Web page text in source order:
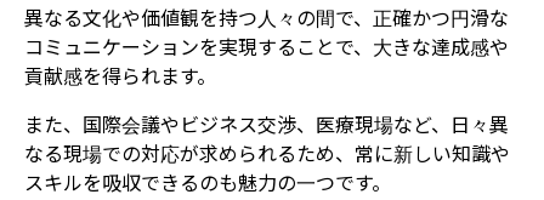
異なる文化や価値観を持つ人々の間で、正確かつ円滑な
コミュニケーションを実現することで、大きな達成感や
貢献感を得られます。
また、国際会議やビジネス交渉、医療現場など、日々異
なる現場での対応が求められるため、常に新しい知識や
スキルを吸収できるのも魅力の一つです。